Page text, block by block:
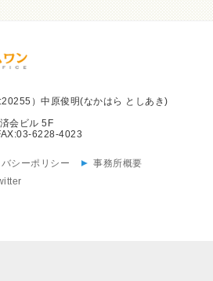
）中原俊明(なかはら としあき)
会ビル 5F
6228-4023
シーポリシー
事務所概要